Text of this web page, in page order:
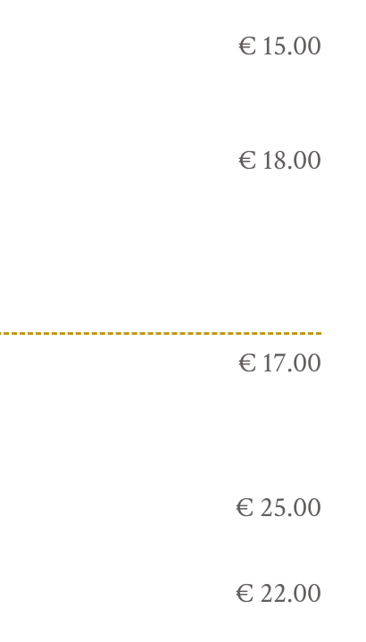
€ 15.00
€ 18.00
€ 17.00
€ 25.00
€ 22.00